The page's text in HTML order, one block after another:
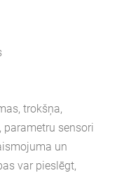
trokšņa,
sensori
un
var pieslēgt,